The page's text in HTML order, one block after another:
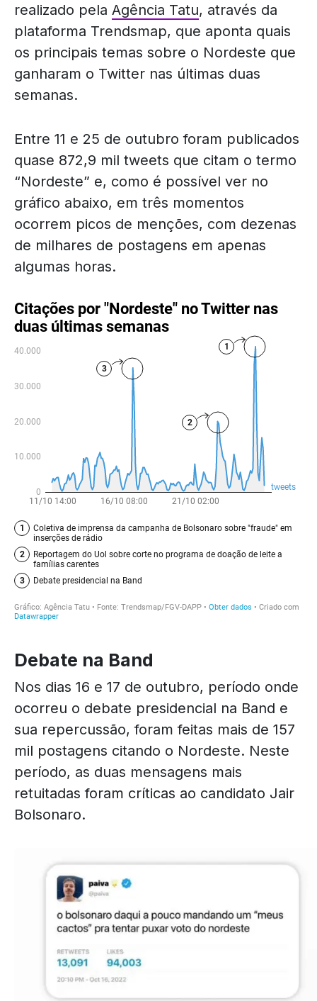
realizado pela Agência Tatu, através da
plataforma Trendsmap, que aponta quais
os principais temas sobre o Nordeste que
ganharam o Twitter nas últimas duas
semanas.
Entre 11 e 25 de outubro foram publicados
quase 872,9 mil tweets que citam o termo
“Nordeste” e, como é possível ver no
gráfico abaixo, em três momentos
ocorrem picos de menções, com dezenas
de milhares de postagens em apenas
algumas horas.
Debate na Band
Nos dias 16 e 17 de outubro, período onde
ocorreu o debate presidencial na Band e
sua repercussão, foram feitas mais de 157
mil postagens citando o Nordeste. Neste
período, as duas mensagens mais
retuitadas foram críticas ao candidato Jair
Bolsonaro.